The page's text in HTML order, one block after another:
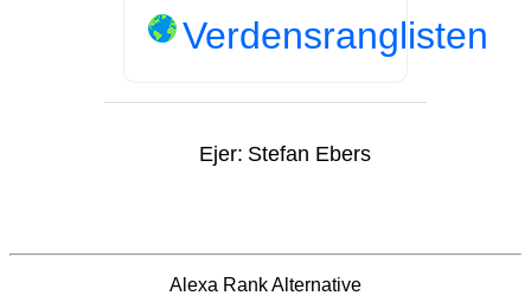
Verdensranglisten
Ejer: Stefan Ebers
Alexa Rank Alternative